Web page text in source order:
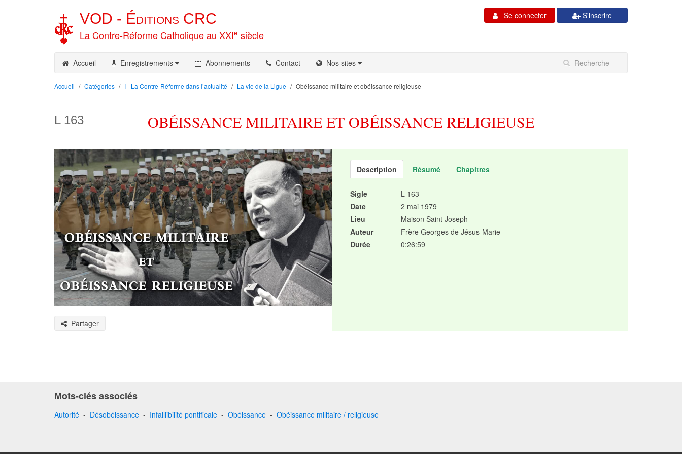
VOD - Éditions CRC
La Contre-Réforme Catholique au XXIe siècle
S'inscrire
Se connecter
Accueil Enregistrements Abonnements Contact Nos sites
Accueil Catégories I - La Contre-Réforme dans l’actualité La vie de la Ligue Obéissance militaire et obéissance religieuse
L 163 OBÉISSANCE MILITAIRE ET OBÉISSANCE RELIGIEUSE
Partager
Description Résumé Chapitres
Sigle
L 163
Date
2 mai 1979
Lieu
Maison Saint Joseph
Auteur
Frère Georges de Jésus-Marie
Durée
0:26:59
Mots-clés associés
Autorité - Désobéissance - Infaillibilité pontificale - Obéissance - Obéissance militaire / religieuse